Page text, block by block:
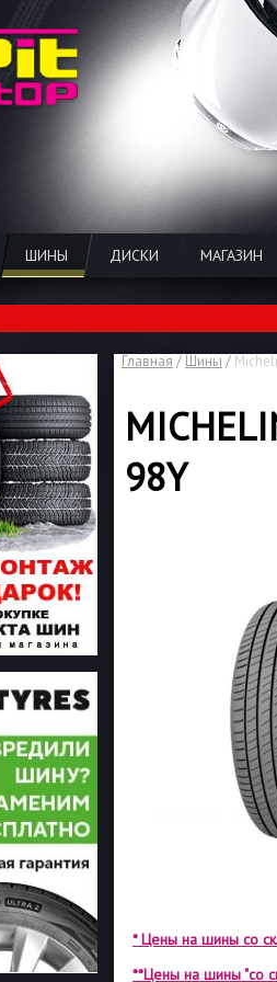
ШИНЫ ДИСКИ МАГАЗИН
Главная / Шины /
98Y
* Цены на шины со
**Цены на шины "со